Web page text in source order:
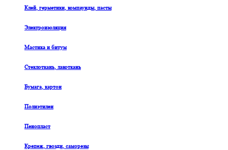
Клей, герметики, компаунды, пасты
Электроизоляция
Мастика и битум
Стеклоткань, лакоткань
Бумага, картон
Полиэтилен
Пенопласт
Крепеж, гвозди, саморезы